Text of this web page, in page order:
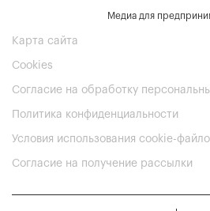
Медиа для
Карта сайта
Cookies
Согласие на обработку
Политика конфиденциальности
Условия использования cookie-
Согласие на получение рассылки